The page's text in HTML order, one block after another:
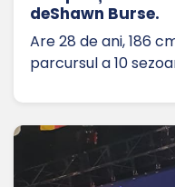
deShawn Burse.
Are 28 de ani, 186
parcursul a 10